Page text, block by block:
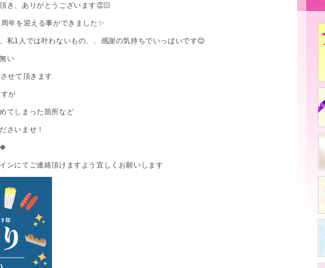
き、ありがとうございます👏🏻
年を迎える事ができました✨
私1人では叶わないもの、、感謝の気持ちでいっぱいです😌
い
せて頂きます
が
てしまった箇所など
さいませ！
ンにてご連絡頂けますよう宜しくお願いします